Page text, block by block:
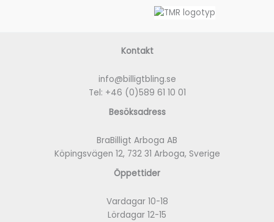
Kontakt
info@billigtbling.se
Tel: +46 (0)589 61 10 01
Besöksadress
BraBilligt Arboga AB
Köpingsvägen 12, 732 31 Arboga, Sverige
Öppettider
Vardagar 10-18
Lördagar 12-15